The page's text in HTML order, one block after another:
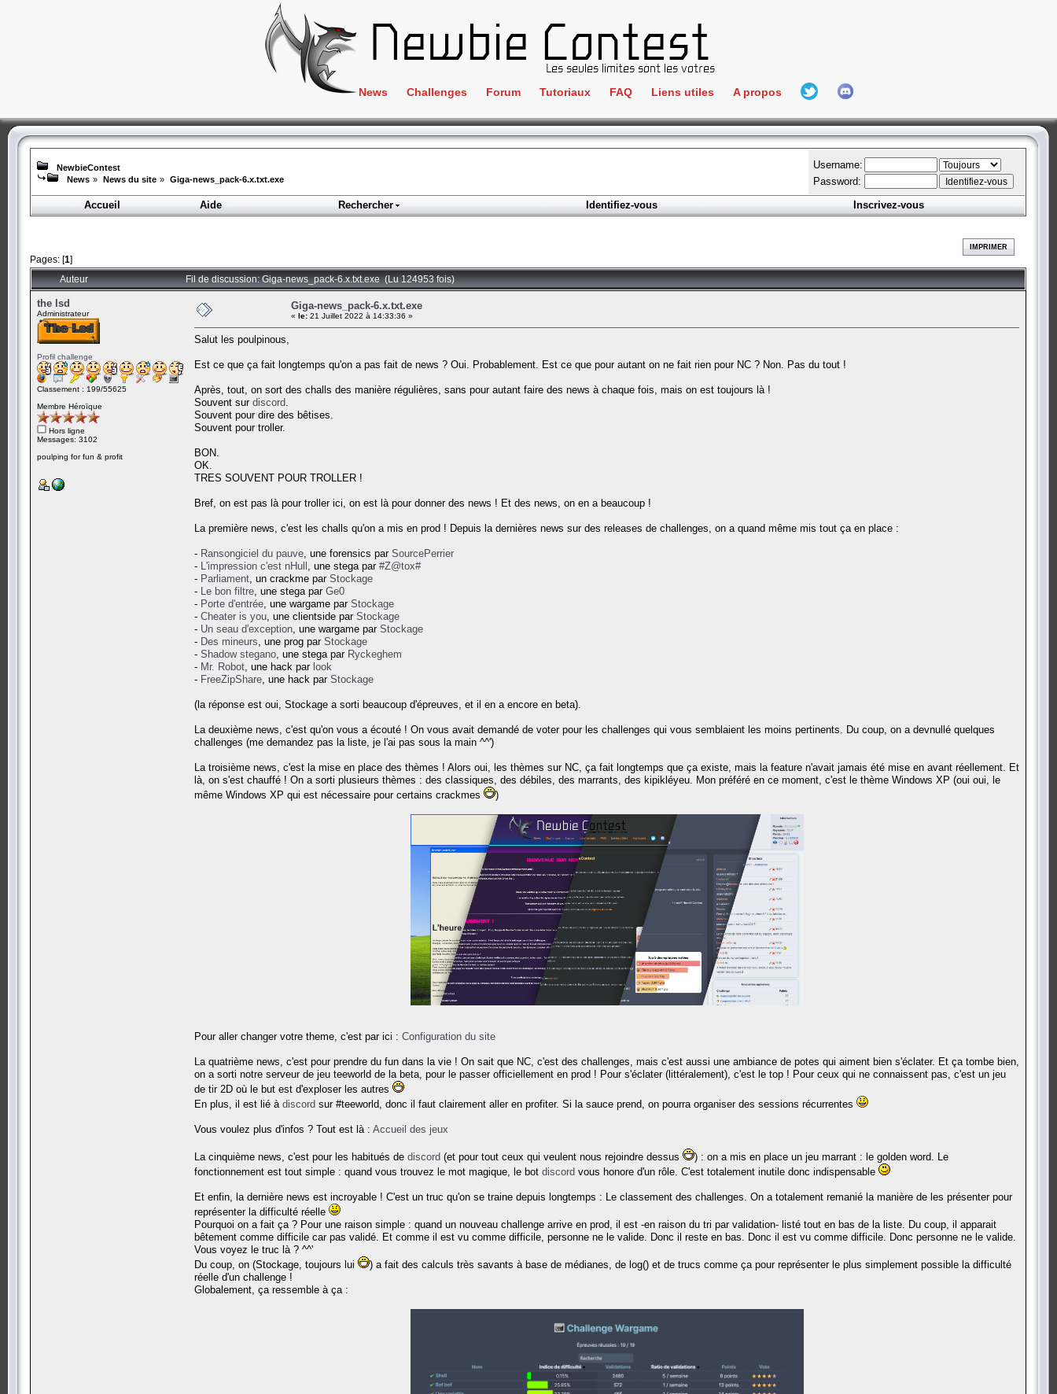
News Challenges
Crackme
ClientSide
Forensics
Programmation
Wargame
Forum Tutoriaux FAQ Liens utiles
IRC
Newbie Connect
Partenaires
Goodies
L'incubateur
A propos
L'équipe
Hall Of Fame
NewbieContest
News » News du site » Giga-news_pack-6.x.txt.exe
Username:
Password:
Accueil
Aide Rechercher Identifiez-vous Inscrivez-vous
Pages: [1]
IMPRIMER
Auteur Fil de discussion: Giga-news_pack-6.x.txt.exe (Lu 124953 fois)
the lsd
Administrateur
Profil challenge
Classement : 199/55625
Membre Héroïque
Hors ligne
Messages: 3102
poulping for fun & profit
Giga-news_pack-6.x.txt.exe
« le: 21 Juillet 2022 à 14:33:36 »
Salut les poulpinous,
Est ce que ça fait longtemps qu'on a pas fait de news ? Oui. Probablement. Est ce que pour autant on ne fait rien pour NC ? Non. Pas du tout !
Après, tout, on sort des challs des manière régulières, sans pour autant faire des news à chaque fois, mais on est toujours là !
Souvent sur discord
Souvent pour dire des bêtises.
Souvent pour troller.
BON.
OK.
TRES SOUVENT POUR TROLLER !
Bref, on est pas là pour troller ici, on est là pour donner des news ! Et des news, on en a beaucoup !
La première news, c'est les challs qu'on a mis en prod ! Depuis la dernières news sur des releases de challenges, on a quand même mis tout ça en place :
- Ransongiciel du pauve , une forensics par SourcePerrier
-
L'impression c'est nHull , une stega par #Z@tox#
- Parliament , un crackme par Stockage
-
Le bon filtre , une stega par Ge0
- Porte d'entrée , une wargame par Stockage
- Cheater is you , une clientside par Stockage
- Un seau d'exception , une wargame par Stockage
- Des mineurs , une prog par Stockage
- Shadow stegano , une stega par Ryckeghem
- Mr. Robot , une hack par look
- FreeZipShare , une hack par Stockage
(la réponse est oui, Stockage a sorti beaucoup d'épreuves, et il en a encore en beta).
La deuxième news, c'est qu'on vous a écouté ! On vous avait demandé de voter pour les challenges qui vous semblaient les moins pertinents. Du coup, on a devnullé quelques
challenges (me demandez pas la liste, je l'ai pas sous la main ^^')
La troisième news, c'est la mise en place des thèmes ! Alors oui, les thèmes sur NC, ça fait longtemps que ça existe, mais la feature n'avait jamais été mise en avant réellement. Et
là, on s'est chauffé ! On a sorti plusieurs thèmes : des classiques, des débiles, des marrants, des kipikléyeu. Mon préféré en ce moment, c'est le thème Windows XP (oui oui, le
même Windows XP qui est nécessaire pour certains crackmes
)
Pour aller changer votre theme, c'est par ici : Configuration du site
La quatrième news, c'est pour prendre du fun dans la vie ! On sait que NC, c'est des challenges, mais c'est aussi une ambiance de potes qui aiment bien s'éclater. Et ça tombe bien,
on a sorti notre serveur de jeu teeworld de la beta, pour le passer officiellement en prod ! Pour s'éclater (littéralement), c'est le top ! Pour ceux qui ne connaissent pas, c'est un jeu
de tir 2D où le but est d'exploser les autres
En plus, il est lié à discord sur #teeworld, donc il faut clairement aller en profiter. Si la sauce prend, on pourra organiser des sessions récurrentes
Vous voulez plus d'infos ? Tout est là : Accueil des jeux
La cinquième news, c'est pour les habitués de discord (et pour tout ceux qui veulent nous rejoindre dessus
) : on a mis en place un jeu marrant : le golden word. Le
fonctionnement est tout simple : quand vous trouvez le mot magique, le bot discord vous honore d'un rôle. C'est totalement inutile donc indispensable
Et enfin, la dernière news est incroyable ! C'est un truc qu'on se traine depuis longtemps : Le classement des challenges. On a totalement remanié la manière de les présenter pour
représenter la difficulté réelle
Pourquoi on a fait ça ? Pour une raison simple : quand un nouveau challenge arrive en prod, il est -en raison du tri par validation- listé tout en bas de la liste. Du coup, il apparait
bêtement comme difficile car pas validé. Et comme il est vu comme difficile, personne ne le valide. Donc il reste en bas. Donc il est vu comme difficile. Donc personne ne le valide.
Vous voyez le truc là ? ^^'
Du coup, on (Stockage, toujours lui
) a fait des calculs très savants à base de médianes, de log() et de trucs comme ça pour représenter le plus simplement possible la difficulté
réelle d'un challenge !
Globalement, ça ressemble à ça :